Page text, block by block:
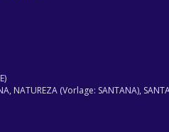
NATUREZA (Vorlage: SANTANA),